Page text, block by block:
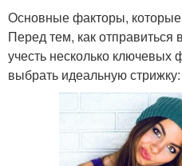
Основные факторы,
Перед тем, как
учесть несколько ключевых
выбрать идеальную стрижку: